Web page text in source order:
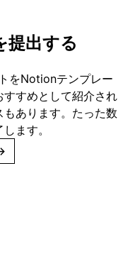
提出する
をNotionテンプレー
すすめとして紹介され
あります。たった数
ます。